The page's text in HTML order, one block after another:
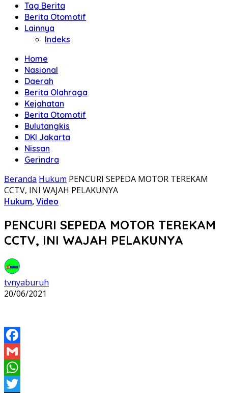
Tag Berita
Berita Otomotif
Lainnya
Indeks
Home
Nasional
Daerah
Berita Olahraga
Kejahatan
Berita Otomotif
Bulutangkis
DKI Jakarta
Nissan
Gerindra
Beranda Hukum PENCURI SEPEDA MOTOR TEREKAM
CCTV, INI WAJAH PELAKUNYA
Hukum,Video
PENCURI SEPEDA MOTOR TEREKAM
CCTV, INI WAJAH PELAKUNYA
tvnyaburuh
20/06/2021
Facebook
Gmail
WhatsApp